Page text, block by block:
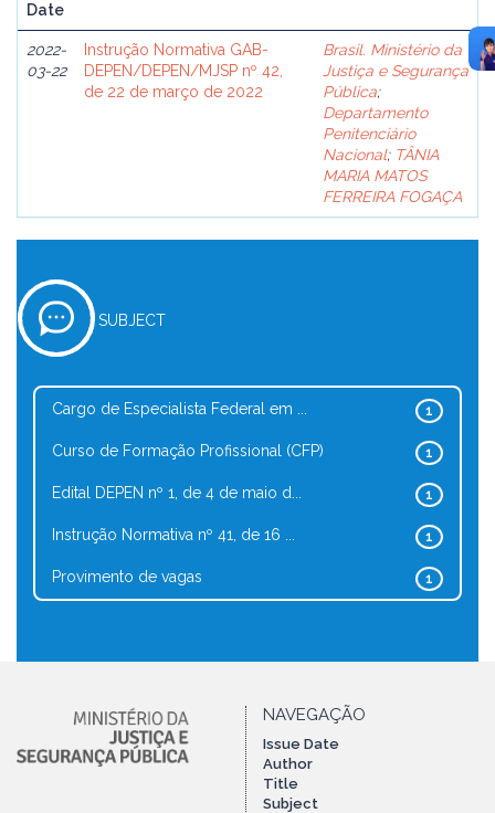
Date
2022-
03-22
Instrução Normativa GAB-
DEPEN/DEPEN/MJSP nº 42,
de 22 de março de 2022
Brasil. Ministério da
Justiça e Segurança
Pública;
Departamento
Penitenciário
Nacional; TÂNIA
MARIA MATOS
FERREIRA FOGAÇA
SUBJECT
1
Cargo de Especialista Federal em ...
1
Curso de Formação Profissional (CFP)
1
Edital DEPEN nº 1, de 4 de maio d...
1
Instrução Normativa nº 41, de 16 ...
1
Provimento de vagas
NAVEGAÇÃO
Issue Date
Author
Title
Subject